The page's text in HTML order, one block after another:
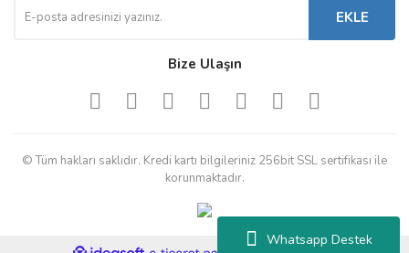
Whatsapp Destek
EKLE
Bize Ulaşın
© Tüm hakları saklıdır. Kredi kartı bilgileriniz 256bit SSL sertifikası ile
korunmaktadır.